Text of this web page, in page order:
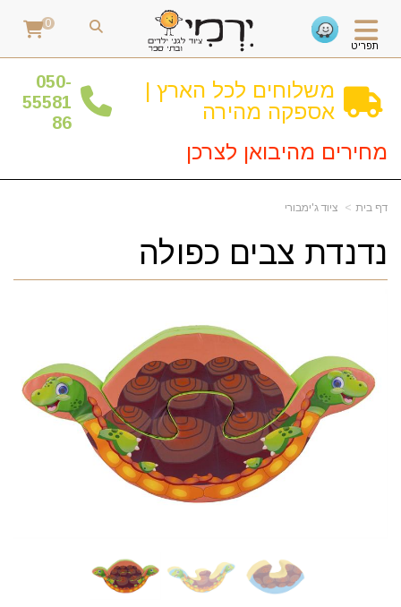
תפריט
0
משלוחים לכל הארץ |
אספקה מהירה
050-
55581
86
מחירים מהיבואן לצרכן
דף בית ציוד ג'ימבורי
נדנדת צבים כפולה